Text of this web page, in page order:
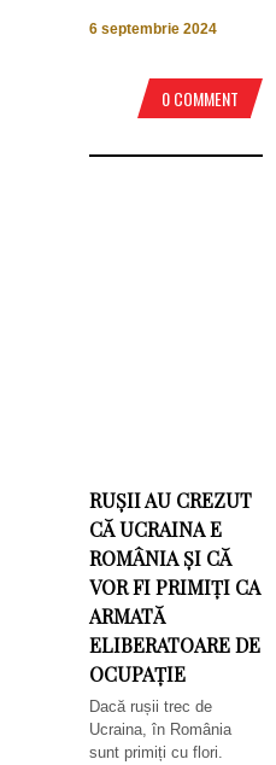
6 septembrie 2024
0 COMMENT
RUȘII AU CREZUT
CĂ UCRAINA E
ROMÂNIA ȘI CĂ
VOR FI PRIMIȚI CA
ARMATĂ
ELIBERATOARE DE
OCUPAȚIE
Dacă rușii trec de
Ucraina, în România
sunt primiți cu flori.